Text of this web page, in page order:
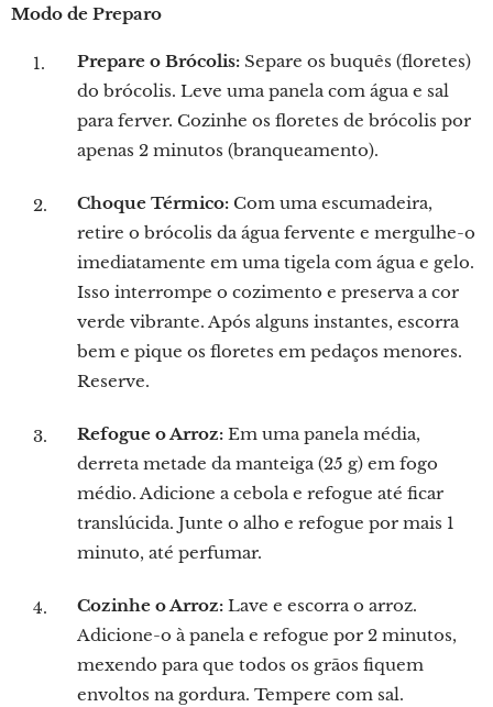
Modo de Preparo
Prepare o Brócolis: Separe os buquês (floretes)
do brócolis. Leve uma panela com água e sal
para ferver. Cozinhe os floretes de brócolis por
apenas 2 minutos (branqueamento).
Choque Térmico: Com uma escumadeira,
retire o brócolis da água fervente e mergulhe-o
imediatamente em uma tigela com água e gelo.
Isso interrompe o cozimento e preserva a cor
verde vibrante. Após alguns instantes, escorra
bem e pique os floretes em pedaços menores.
Reserve.
Refogue o Arroz: Em uma panela média,
derreta metade da manteiga (25 g) em fogo
médio. Adicione a cebola e refogue até ficar
translúcida. Junte o alho e refogue por mais 1
minuto, até perfumar.
Cozinhe o Arroz: Lave e escorra o arroz.
Adicione-o à panela e refogue por 2 minutos,
mexendo para que todos os grãos fiquem
envoltos na gordura. Tempere com sal.